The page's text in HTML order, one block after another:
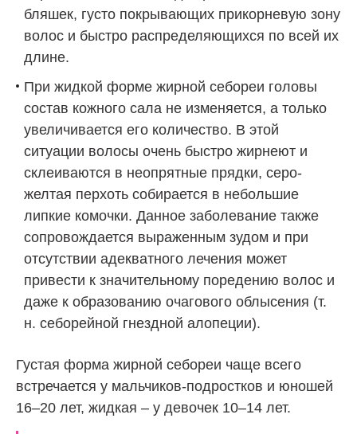
бляшек, густо покрывающих прикорневую зону
волос и быстро распределяющихся по всей их
длине.
При жидкой форме жирной себореи головы
состав кожного сала не изменяется, а только
увеличивается его количество. В этой
ситуации волосы очень быстро жирнеют и
склеиваются в неопрятные прядки, серо-
желтая перхоть собирается в небольшие
липкие комочки. Данное заболевание также
сопровождается выраженным зудом и при
отсутствии адекватного лечения может
привести к значительному поредению волос и
даже к образованию очагового облысения (т.
н. себорейной гнездной алопеции).
Густая форма жирной себореи чаще всего
встречается у мальчиков-подростков и юношей
16–20 лет, жидкая – у девочек 10–14 лет.